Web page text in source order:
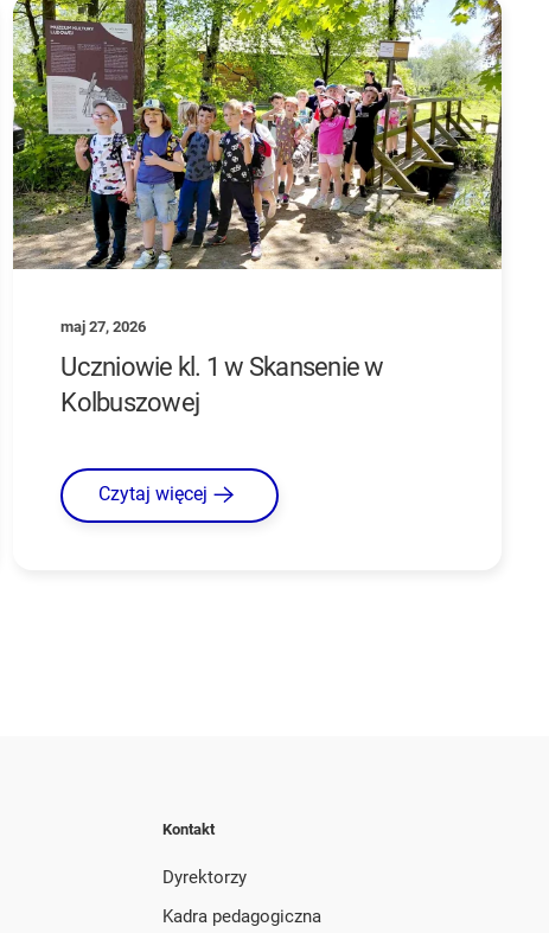
maj 27, 2026
Uczniowie kl. 1 w Skansenie w
Kolbuszowej
Czytaj więcej
Kontakt
Dyrektorzy
Kadra pedagogiczna